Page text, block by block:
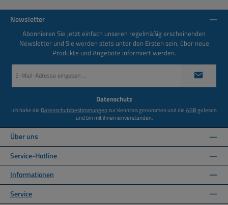
Newsletter
Abonnieren Sie jetzt einfach unseren regelmäßig erscheinenden
Newsletter und Sie werden stets unter den Ersten sein, über neue
Produkte und Angebote informiert werden.
Mail-
Datenschutz
Ich habe die Datenschutzbestimmungenzur Kenntnis genommen und dieAGBgelesen
und bin mit ihnen einverstanden.
Über uns
Service-Hotline
Informationen
Service